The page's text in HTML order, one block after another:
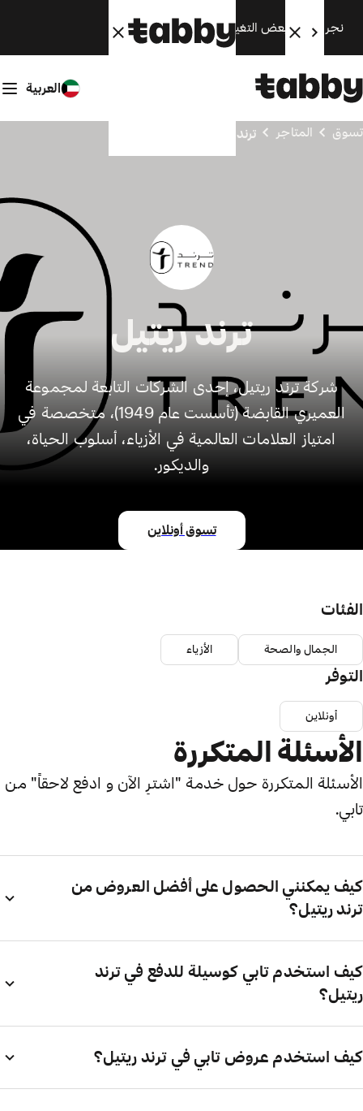
نجري الآن بعض التغييرات. سنعود قريبًا.
العربية
تسوق المتاجر ترند ريتيل
ترند ريتيل
شركة ترند ريتيل، إحدى الشركات التابعة لمجموعة
العميري القابضة (تأسست عام 1949)، متخصصة في
امتياز العلامات العالمية في الأزياء، أسلوب الحياة،
والديكور.
تسوق أونلاين
الفئات
الجمال والصحة الأزياء
التوفر
أونلاين
الأسئلة المتكررة
الأسئلة المتكررة حول خدمة "اشترِ الآن و ادفع لاحقاً" من
تابي.
كيف يمكنني الحصول على أفضل العروض من
ترند ريتيل؟
كيف استخدم تابي كوسيلة للدفع في ترند
ريتيل؟
كيف استخدم عروض تابي في ترند ريتيل؟